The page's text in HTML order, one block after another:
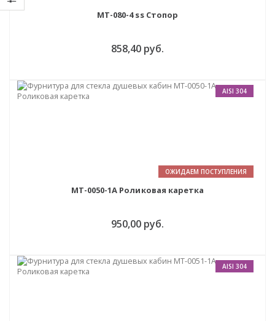
MT-080-4 ss Стопор
858,40 руб.
ОЖИДАЕМ ПОСТУПЛЕНИЯ
AISI 304
MT-0050-1A Роликовая каретка
950,00 руб.
AISI 304